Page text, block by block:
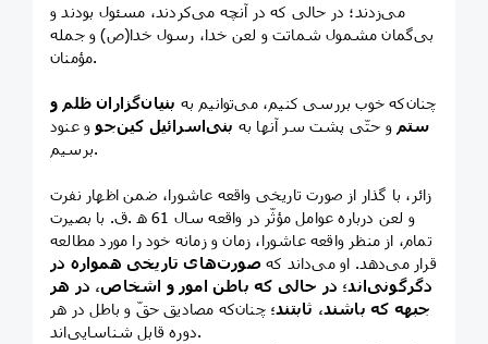
می‌زدند؛ در حالی که در آنچه می‌کردند، مسئول بودند و
بی‌گمان مشمول شماتت و لعن خدا، رسول خدا(ص) و جمله
مؤمنان.
چنان‌که خوب بررسی کنیم، می‌توانیم به بنیان‌گزاران ظلم و
ستمو حتّی پشت سر آنها به بنی‌اسرائیل کین‌جوو عنود
برسیم.
زائر، با گذار از صورت تاریخی واقعه عاشورا، ضمن اظهار نفرت
و لعن درباره عوامل مؤثّر در واقعه سال 61 ه‍ .ق. با بصیرت
تمام، از منظر واقعه عاشورا، زمان و زمانه خود را مورد مطالعه
قرار می‌دهد. او می‌داند که صورت‌های تاریخی همواره در
دگرگونی‌اند؛ در حالی که باطن امور و اشخاص، در هر
جبهه که باشند، ثابتند؛ چنان‌که مصادیق حقّ و باطل در هر
دوره قابل شناسایی‌اند.